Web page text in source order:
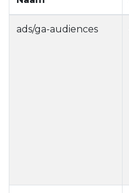
ads/ga-audiences